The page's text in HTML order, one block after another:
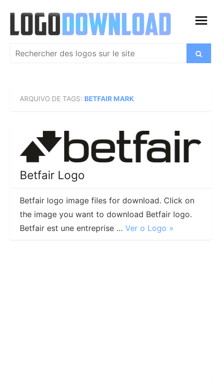
content
open
Search
Search
ARQUIVO DE TAGS: BETFAIR MARK
Betfair Logo
Betfair logo image files for download. Click on
the image you want to download Betfair logo.
Betfair est une entreprise … Ver o Logo »